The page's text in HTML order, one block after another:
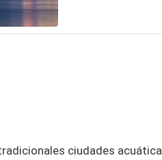
ciudades